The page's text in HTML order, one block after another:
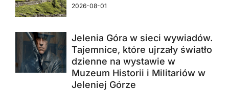
2026-08-01
Jelenia Góra w sieci wywiadów.
Tajemnice, które ujrzały światło
dzienne na wystawie w
Muzeum Historii i Militariów w
Jeleniej Górze